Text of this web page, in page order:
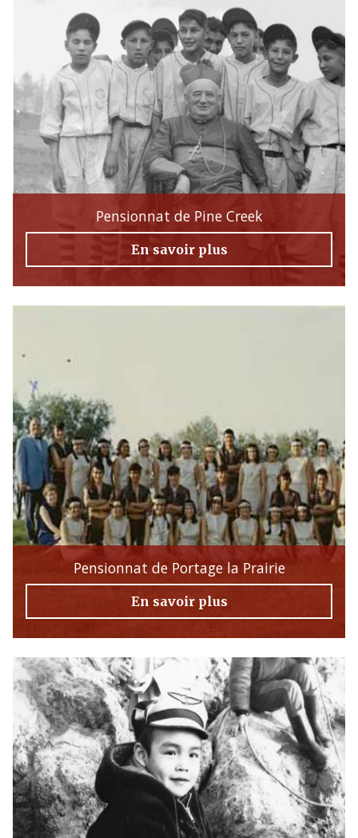
Pensionnat de Pine Creek
En savoir plus
Pensionnat de Portage la Prairie
En savoir plus